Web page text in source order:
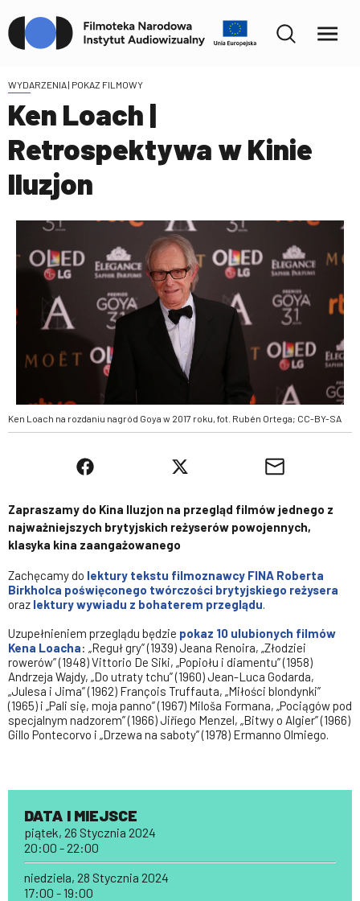
WYDARZENIA| POKAZ FILMOWY
Ken Loach |
Retrospektywa w Kinie
Iluzjon
Ken Loach na rozdaniu nagród Goya w 2017 roku, fot. Rubén Ortega; CC-BY-SA
Zapraszamy do Kina Iluzjon na przegląd filmów jednego z
najważniejszych brytyjskich reżyserów powojennych,
klasyka kina zaangażowanego
Zachęcamy do lektury tekstu filmoznawcy FINA Roberta
Birkholca poświęconego twórczości brytyjskiego reżysera
oraz lektury wywiadu z bohaterem przeglądu.
Uzupełnieniem przeglądu będzie pokaz 10 ulubionych filmów
Kena Loacha: „Reguł gry” (1939) Jeana Renoira, „Złodziei
rowerów” (1948) Vittorio De Siki, „Popiołu i diamentu” (1958)
Andrzeja Wajdy, „Do utraty tchu” (1960) Jean-Luca Godarda,
„Julesa i Jima” (1962) François Truffauta, „Miłości blondynki”
(1965) i „Pali się, moja panno” (1967) Miloša Formana, „Pociągów pod
specjalnym nadzorem” (1966) Jiříego Menzel, „Bitwy o Algier” (1966)
Gillo Pontecorvo i „Drzewa na saboty” (1978) Ermanno Olmiego.
DATA I MIEJSCE
piątek, 26 Stycznia 2024
20:00 - 22:00
niedziela, 28 Stycznia 2024
17:00 - 19:00